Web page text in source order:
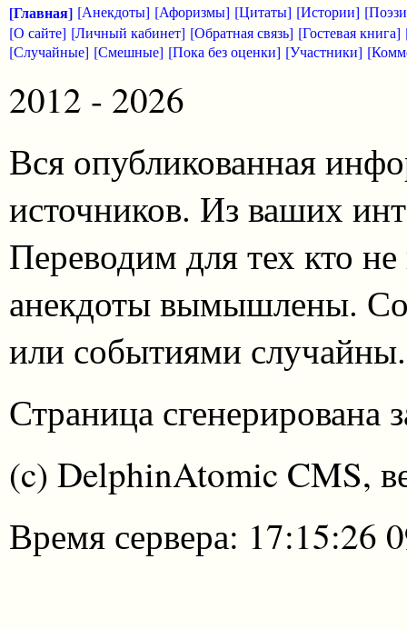
[Главная] [Анекдоты] [Афоризмы] [Цитаты] [Истории]
[О сайте] [Личный кабинет] [Обратная связь] [Гостевая книга]
[Случайные] [Смешные] [Пока без оценки] [Участники]
2012 - 2026
Вся опубликованная
источников. Из ваших
Переводим для тех кто
анекдоты вымышлены.
или событиями случайны.
Страница сгенерирована
(c) DelphinAtomic CMS,
Время сервера: 17:15:26